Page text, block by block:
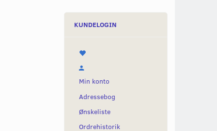
KUNDELOGIN
Min konto
Adressebog
Ønskeliste
Ordrehistorik